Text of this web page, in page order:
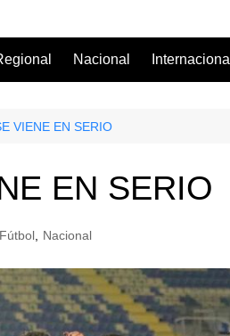
Nacional Internacional
VIENE EN SERIO
EN SERIO
Fútbol, Nacional